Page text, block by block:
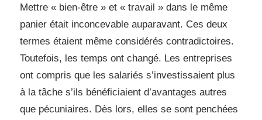
Mettre « bien-être » et « travail » dans le même
panier était inconcevable auparavant. Ces deux
termes étaient même considérés contradictoires.
Toutefois, les temps ont changé. Les entreprises
ont compris que les salariés s’investissaient plus
à la tâche s’ils bénéficiaient d’avantages autres
que pécuniaires. Dès lors, elles se sont penchées